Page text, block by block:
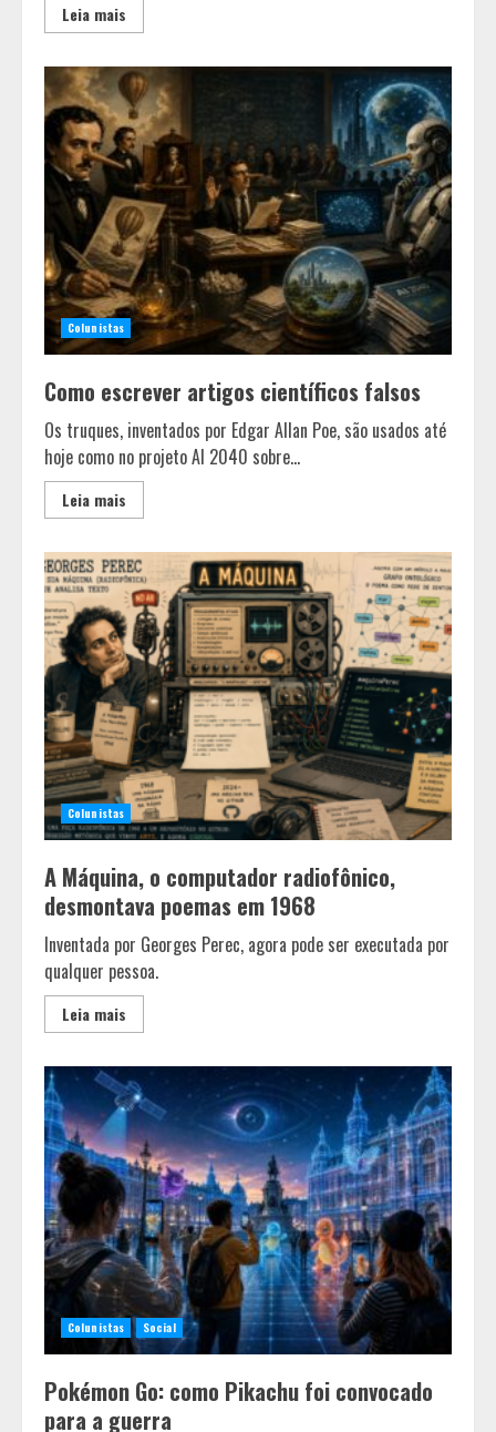
Leia mais
Colunistas
Como escrever artigos científicos falsos
Os truques, inventados por Edgar Allan Poe, são usados até
hoje como no projeto AI 2040 sobre...
Leia mais
Colunistas
A Máquina, o computador radiofônico,
desmontava poemas em 1968
Inventada por Georges Perec, agora pode ser executada por
qualquer pessoa.
Leia mais
Colunistas Social
Pokémon Go: como Pikachu foi convocado
para a guerra